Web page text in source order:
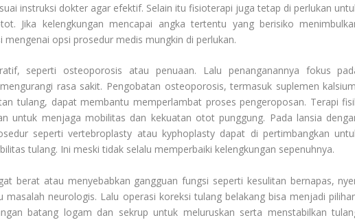
instruksi dokter agar efektif. Selain itu fisioterapi juga tetap di perlukan
Jika kelengkungan mencapai angka tertentu yang berisiko
opsi prosedur medis mungkin di perlukan.
seperti osteoporosis atau penuaan. Lalu penanganannya fokus
rasa sakit. Pengobatan osteoporosis, termasuk suplemen
tulang, dapat membantu memperlambat proses pengeroposan. Terapi
untuk menjaga mobilitas dan kekuatan otot punggung. Pada lansia
seperti vertebroplasty atau kyphoplasty dapat di pertimbangkan
tulang. Ini meski tidak selalu memperbaiki kelengkungan sepenuhnya.
berat atau menyebabkan gangguan fungsi seperti kesulitan bernapas,
neurologis. Lalu operasi koreksi tulang belakang bisa menjadi
batang logam dan sekrup untuk meluruskan serta menstabilkan